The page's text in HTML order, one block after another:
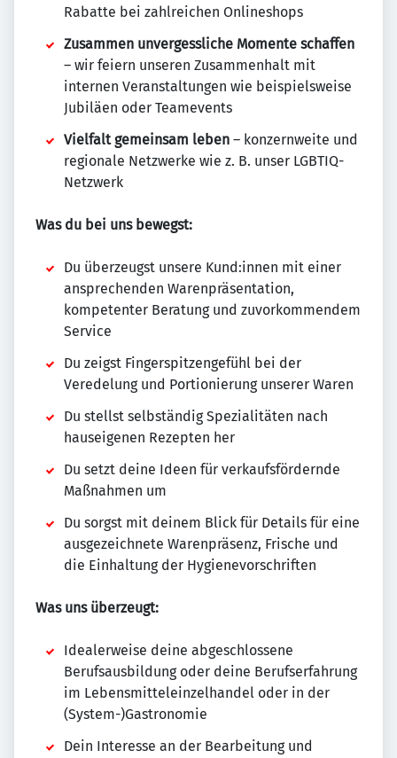
Rabatte bei zahlreichen Onlineshops
Zusammen unvergessliche Momente schaffen
– wir feiern unseren Zusammenhalt mit
internen Veranstaltungen wie beispielsweise
Jubiläen oder Teamevents
Vielfalt gemeinsam leben – konzernweite und
regionale Netzwerke wie z. B. unser LGBTIQ-
Netzwerk
Was du bei uns bewegst:
Du überzeugst unsere Kund:innen mit einer
ansprechenden Warenpräsentation,
kompetenter Beratung und zuvorkommendem
Service
Du zeigst Fingerspitzengefühl bei der
Veredelung und Portionierung unserer Waren
Du stellst selbständig Spezialitäten nach
hauseigenen Rezepten her
Du setzt deine Ideen für verkaufsfördernde
Maßnahmen um
Du sorgst mit deinem Blick für Details für eine
ausgezeichnete Warenpräsenz, Frische und
die Einhaltung der Hygienevorschriften
Was uns überzeugt:
Idealerweise deine abgeschlossene
Berufsausbildung oder deine Berufserfahrung
im Lebensmitteleinzelhandel oder in der
(System-)Gastronomie
Dein Interesse an der Bearbeitung und